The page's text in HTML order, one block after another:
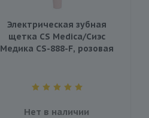
Электрическая зубная
щетка CS Medica/Сиэс
Медика CS-888-F, розовая
Нет в наличии